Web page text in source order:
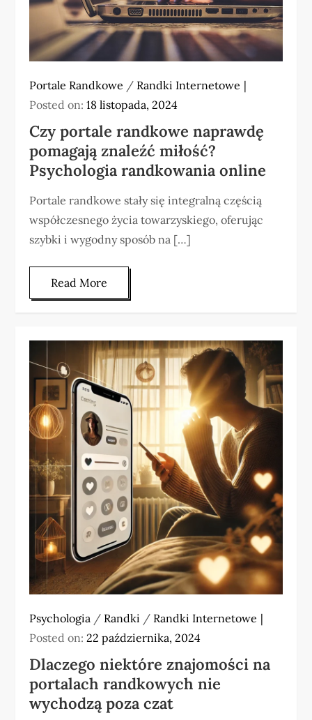
Portale Randkowe / Randki Internetowe
Posted on:18 listopada, 2024
Czy portale randkowe naprawdę
pomagają znaleźć miłość?
Psychologia randkowania online
Portale randkowe stały się integralną częścią
współczesnego życia towarzyskiego, oferując
szybki i wygodny sposób na […]
Read More
Psychologia / Randki / Randki Internetowe
Posted on:22 października, 2024
Dlaczego niektóre znajomości na
portalach randkowych nie
wychodzą poza czat